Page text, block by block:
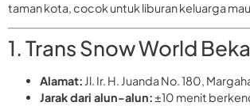
taman kota, cocok untuk liburan keluarga
1. Trans Snow World
Alamat: Jl. Ir. H. Juanda No. 180,
Jarak dari alun-alun:±10 menit